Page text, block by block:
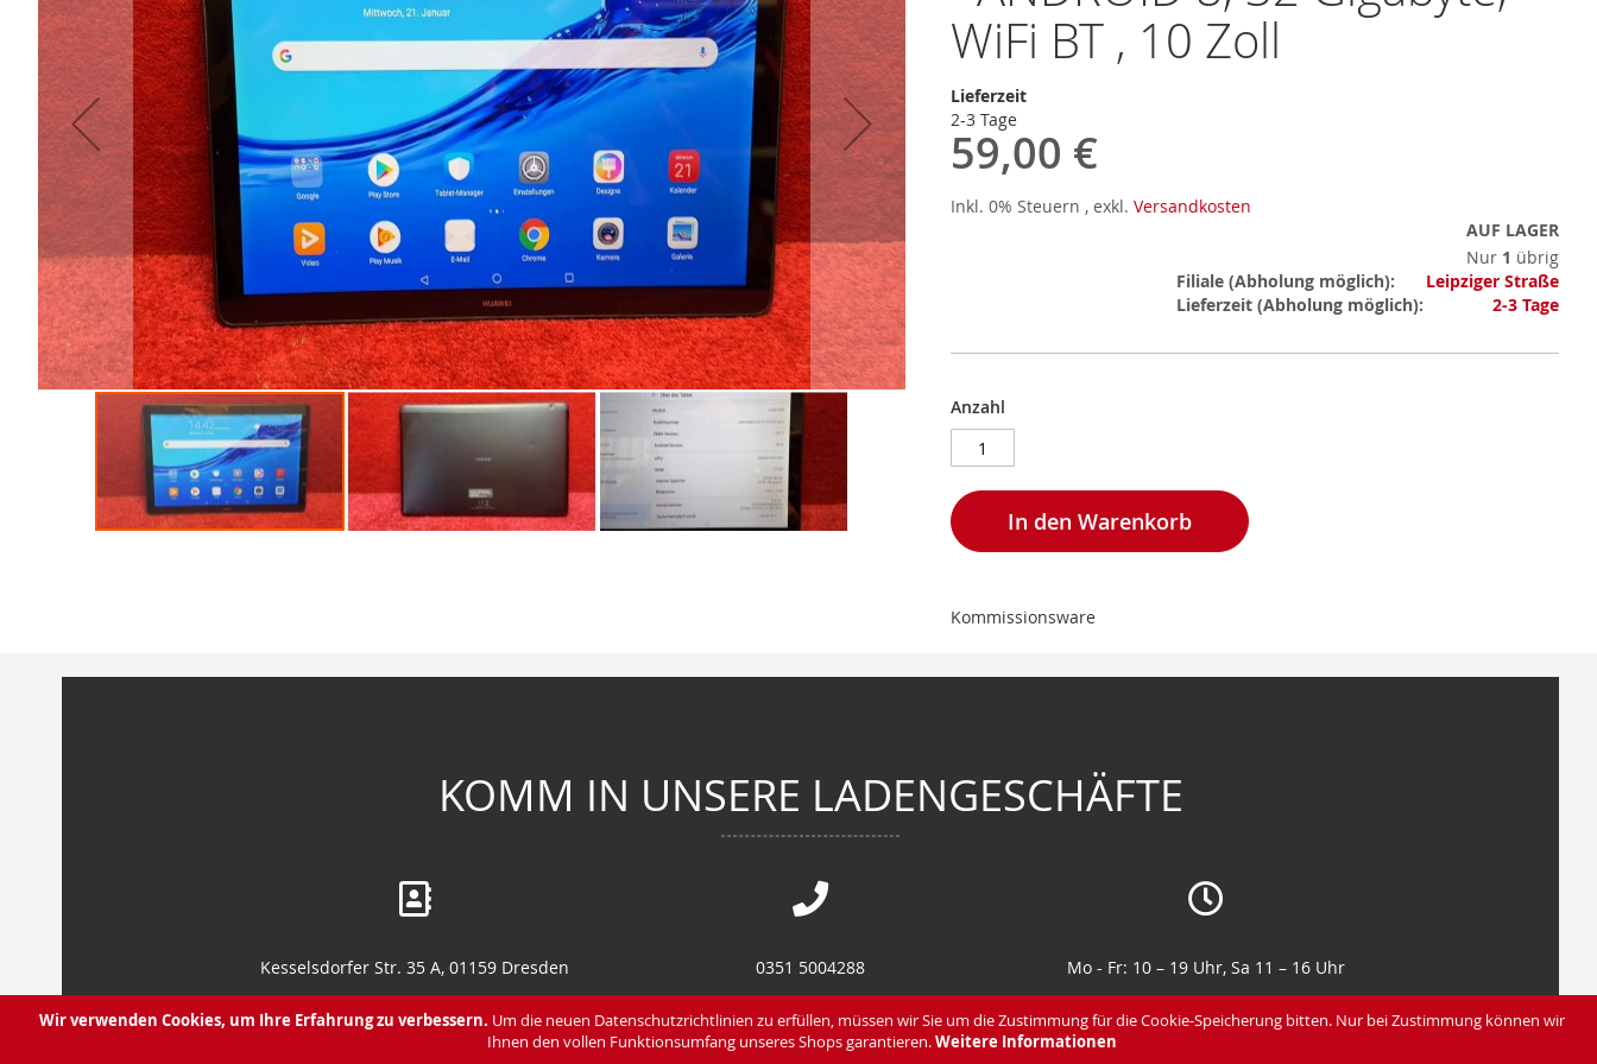
Wir verwenden Cookies, um Ihre Erfahrung zu verbessern. Um die neuen Datenschutzrichtlinien zu erfüllen, müssen wir Sie um die Zustimmung für die Cookie-Speicherung bitten. Nur bei Zustimmung können wir
Ihnen den vollen Funktionsumfang unseres Shops garantieren.Weitere Informationen
WiFi BT , 10 Zoll
Lieferzeit
2-3 Tage
59,00 €
Inkl. 0% Steuern , exkl. Versandkosten
AUF LAGER
Nur 1 übrig
Mehr
Informationen
Filiale
Leipziger Straße
Lieferzeit
2-3 Tage
Anzahl
In den Warenkorb
Kommissionsware
KOMM IN UNSERE LADENGESCHÄFTE
Kesselsdorfer Str. 35 A, 01159 Dresden
Leipziger Str. 130, 01127 Dresden
0351 5004288
0351 8582870
Mo - Fr: 10 – 19 Uhr, Sa 11 – 16 Uhr
Mo - Fr: 10 – 19 Uhr, Sa 11 – 16 Uhr